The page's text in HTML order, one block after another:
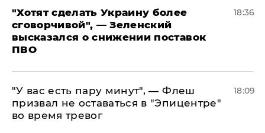
​"Хотят сделать Украину более
сговорчивой", — Зеленский
высказался о снижении поставок
ПВО
18:36
​"У вас есть пару минут", — Флеш
призвал не оставаться в "Эпицентре"
во время тревог
18:09